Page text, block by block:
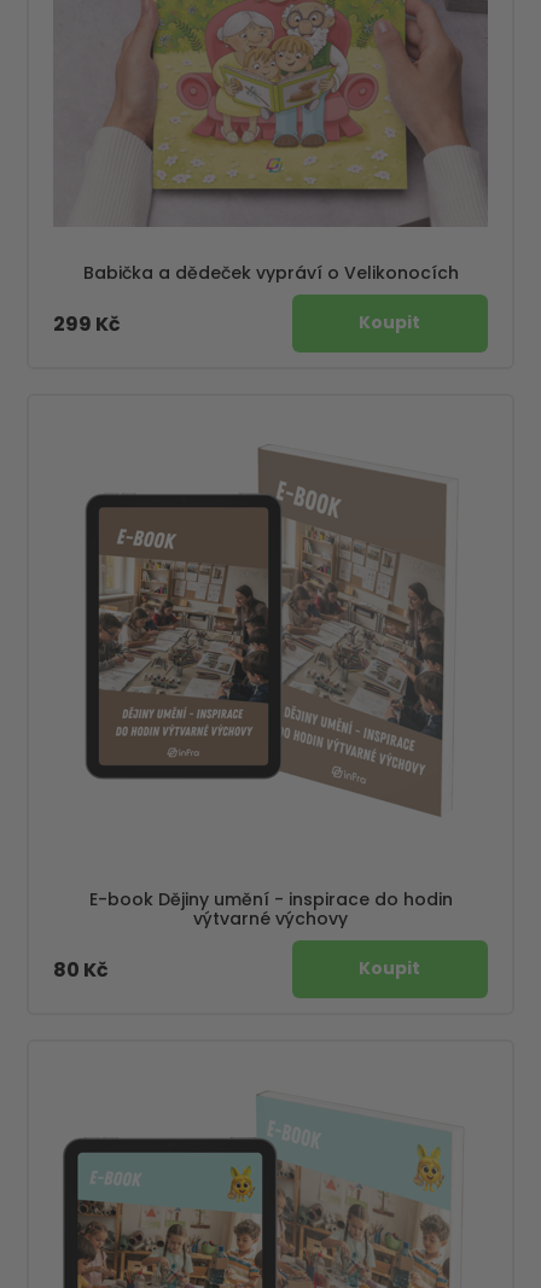
Babička a dědeček vypráví o Velikonocích
299 Kč
E-book Dějiny umění - inspirace do hodin
výtvarné výchovy
80 Kč